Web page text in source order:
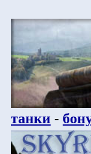
танки -